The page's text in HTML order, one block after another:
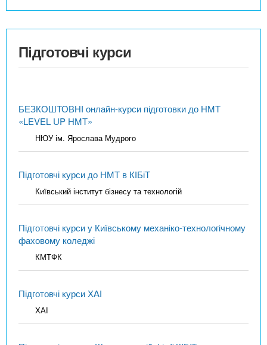
Підготовчі курси
БЕЗКОШТОВНІ онлайн-курси підготовки до НМТ
«LEVEL UP НМТ»
НЮУ ім. Ярослава Мудрого
Підготовчі курси до НМТ в КІБіТ
Київський інститут бізнесу та технологій
Підготовчі курси у Київському механіко-технологічному
фаховому коледжі
КМТФК
Підготовчі курси ХАІ
ХАІ